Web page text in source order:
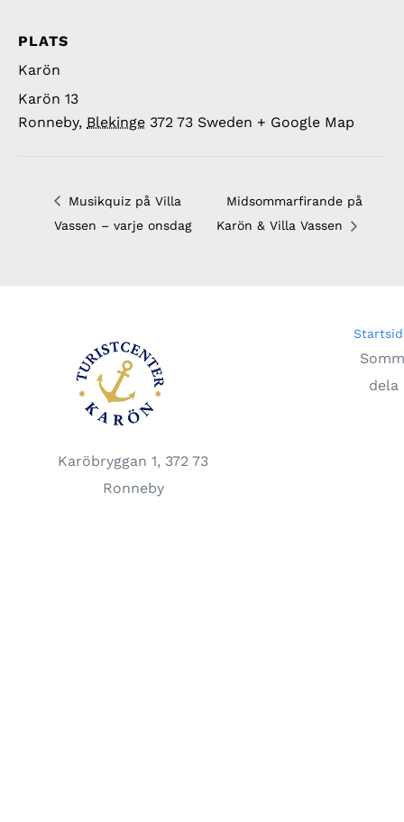
PLATS
Karön
Karön 13
Ronneby, Blekinge 372 73 Sweden + Google Map
Musikquiz på Villa
Vassen – varje onsdag
Midsommarfirande på
Karön & Villa Vassen
Karöbryggan 1, 372 73
Ronneby
dela